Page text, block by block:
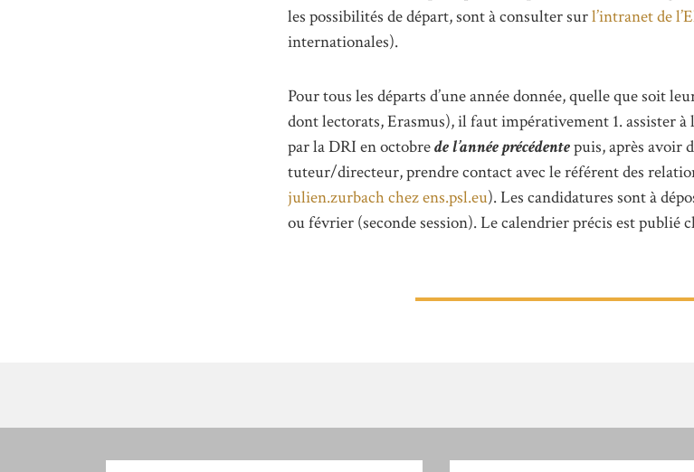
les possibilités de départ, sont à consulter surl’intranet de
internationales).
Pour tous les départs d’une année donnée, quelle que soit
dont lectorats, Erasmus), il faut impérativement 1. assister
par la DRI en octobrede l’annéeprécédentepuis, après avoir
tuteur/directeur, prendre contact avec le référent des
julien.zurbachchezens.psl.eu). Les candidatures sont à
ou février (seconde session). Le calendrier précis est publié